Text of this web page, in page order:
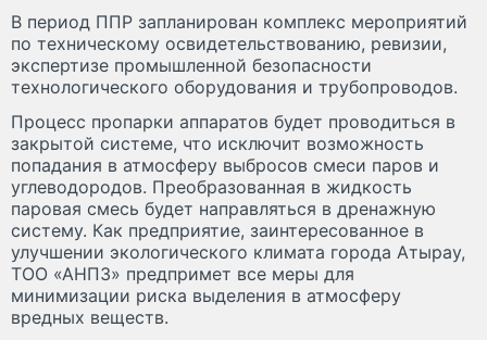
В период ППР запланирован комплекс мероприятий
по техническому освидетельствованию, ревизии,
экспертизе промышленной безопасности
технологического оборудования и трубопроводов.
Процесс пропарки аппаратов будет проводиться в
закрытой системе, что исключит возможность
попадания в атмосферу выбросов смеси паров и
углеводородов. Преобразованная в жидкость
паровая смесь будет направляться в дренажную
систему. Как предприятие, заинтересованное в
улучшении экологического климата города Атырау,
ТОО «АНПЗ» предпримет все меры для
минимизации риска выделения в атмосферу
вредных веществ.